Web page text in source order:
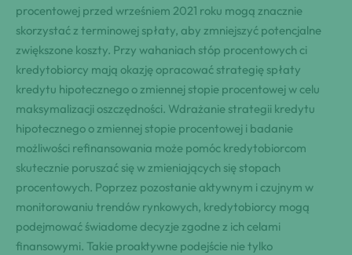
procentowej przed wrześniem 2021 roku mogą znacznie
skorzystać z terminowej spłaty, aby zmniejszyć potencjalne
zwiększone koszty. Przy wahaniach stóp procentowych ci
kredytobiorcy mają okazję opracować strategię spłaty
kredytu hipotecznego o zmiennej stopie procentowej w celu
maksymalizacji oszczędności. Wdrażanie strategii kredytu
hipotecznego o zmiennej stopie procentowej i badanie
możliwości refinansowania może pomóc kredytobiorcom
skutecznie poruszać się w zmieniających się stopach
procentowych. Poprzez pozostanie aktywnym i czujnym w
monitorowaniu trendów rynkowych, kredytobiorcy mogą
podejmować świadome decyzje zgodne z ich celami
finansowymi. Takie proaktywne podejście nie tylko